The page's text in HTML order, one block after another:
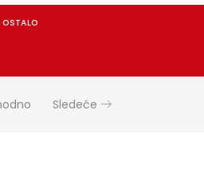
OSTALO
Sledeće